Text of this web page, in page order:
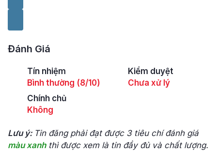
Đánh Giá
Tín nhiệm
Bình thường (8/10)
Kiểm duyệt
Chưa xử lý
Chính chủ
Không
Lưu ý: Tin đăng phải đạt được 3 tiêu chí đánh giá
màu xanhthì được xem là tin đầy đủ và chất lượng.